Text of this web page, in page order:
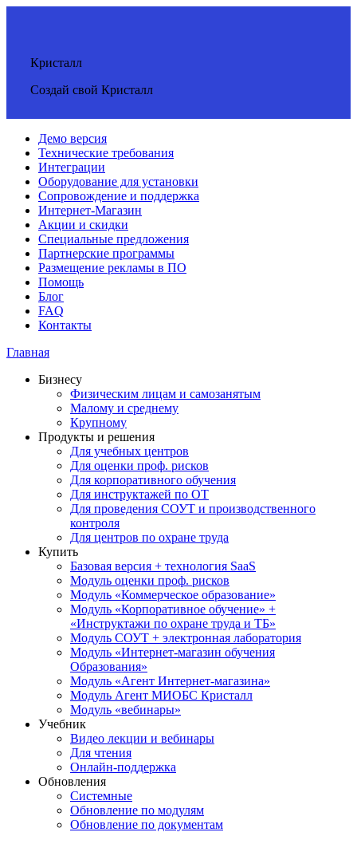
Кристалл
Создай свой Кристалл
Демо версия
Технические требования
Интеграции
Оборудование для установки
Сопровождение и поддержка
Интернет-Магазин
Акции и скидки
Специальные предложения
Партнерские программы
Размещение рекламы в ПО
Помощь
Блог
FAQ
Контакты
Главная
Бизнесу
Физическим лицам и самозанятым
Малому и среднему
Крупному
Продукты и решения
Для учебных центров
Для оценки проф. рисков
Для корпоративного обучения
Для инструктажей по ОТ
Для проведения СОУТ и производственного
контроля
Для центров по охране труда
Купить
Базовая версия + технология SaaS
Модуль оценки проф. рисков
Модуль «Коммерческое образование»
Модуль «Корпоративное обучение» +
«Инструктажи по охране труда и ТБ»
Модуль СОУТ + электронная лаборатория
Модуль «Интернет-магазин обучения
Образования»
Модуль «Агент Интернет-магазина»
Модуль Агент МИОБС Кристалл
Модуль «вебинары»
Учебник
Видео лекции и вебинары
Для чтения
Онлайн-поддержка
Обновления
Системные
Обновление по модулям
Обновление по документам